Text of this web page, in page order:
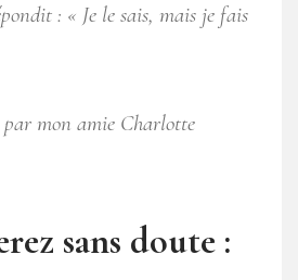
: « Je le sais, mais je fais
par mon amie Charlotte
sans doute :